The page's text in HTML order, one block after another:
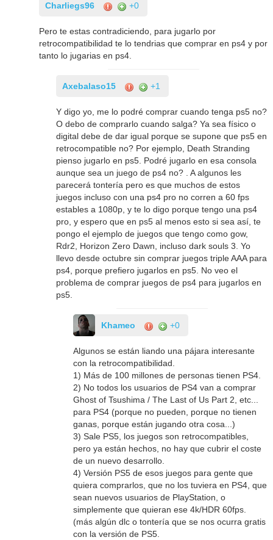
Charliegs96 +0
Pero te estas contradiciendo, para jugarlo por
retrocompatibilidad te lo tendrias que comprar en ps4 y por
tanto lo jugarias en ps4.
Axebalaso15 +1
Y digo yo, me lo podré comprar cuando tenga ps5 no?
O debo de comprarlo cuando salga? Ya sea físico o
digital debe de dar igual porque se supone que ps5 en
retrocompatible no? Por ejemplo, Death Stranding
pienso jugarlo en ps5. Podré jugarlo en esa consola
aunque sea un juego de ps4 no? . A algunos les
parecerá tontería pero es que muchos de estos
juegos incluso con una ps4 pro no corren a 60 fps
estables a 1080p, y te lo digo porque tengo una ps4
pro, y espero que en ps5 al menos esto si sea así, te
pongo el ejemplo de juegos que tengo como gow,
Rdr2, Horizon Zero Dawn, incluso dark souls 3. Yo
llevo desde octubre sin comprar juegos triple AAA para
ps4, porque prefiero jugarlos en ps5. No veo el
problema de comprar juegos de ps4 para jugarlos en
ps5.
Khameo +0
Algunos se están liando una pájara interesante
con la retrocompatibilidad.
1) Más de 100 millones de personas tienen PS4.
2) No todos los usuarios de PS4 van a comprar
Ghost of Tsushima / The Last of Us Part 2, etc...
para PS4 (porque no pueden, porque no tienen
ganas, porque están jugando otra cosa...)
3) Sale PS5, los juegos son retrocompatibles,
pero ya están hechos, no hay que cubrir el coste
de un nuevo desarrollo.
4) Versión PS5 de esos juegos para gente que
quiera comprarlos, que no los tuviera en PS4, que
sean nuevos usuarios de PlayStation, o
simplemente que quieran ese 4k/HDR 60fps.
(más algún dlc o tontería que se nos ocurra gratis
con la versión de PS5.